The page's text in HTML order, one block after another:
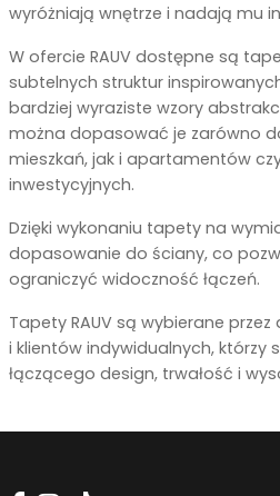
wyróżniają wnętrze i nadają mu
W ofercie RAUV dostępne są
subtelnych struktur
bardziej wyraziste wzory
można dopasować je zarówno
mieszkań, jak i apartamentów
inwestycyjnych.
Dzięki wykonaniu tapety na
dopasowanie do ściany, co
ograniczyć widoczność łączeń.
Tapety RAUV są wybierane
i klientów indywidualnych, którzy
łączącego design, trwałość i